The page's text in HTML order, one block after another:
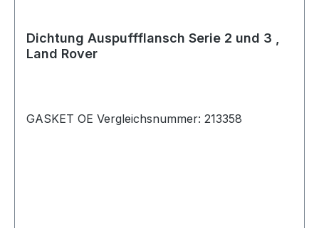
Dichtung Auspuffflansch Serie 2 und 3 ,
Land Rover
GASKET OE Vergleichsnummer: 213358